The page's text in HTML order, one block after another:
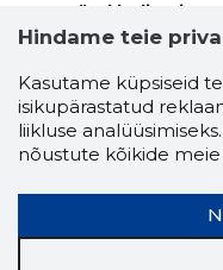
Näed helistaja
Sinuni
ettevõtte ja
Andmed on
finantsinfoga.
Hindame teie
Kasutame küpsiseid
isikupärastatud
liikluse
nõustute kõikide